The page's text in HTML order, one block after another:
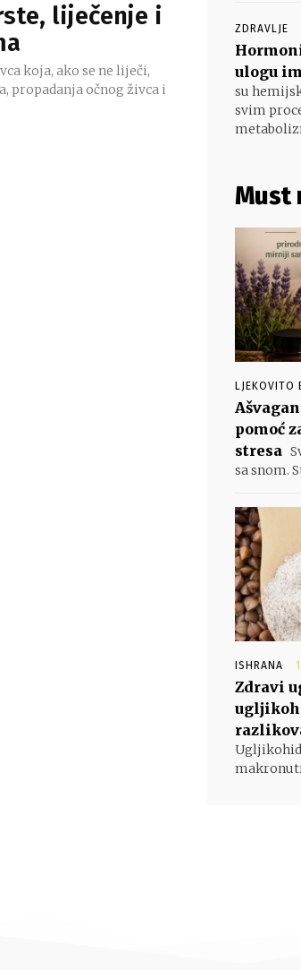
liječenje i
koja, ako se ne liječi,
propadanja očnog živca i
ZDRAVLJE
ulogu
su
svim
Must
LJEKOVITO
pomoć
stresa
sa snom.
ISHRANA
Zdravi